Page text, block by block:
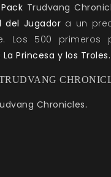
Pack Trudvang
del Jugador a un
Los 500 primeros
La Princesa y los Troles.
Chronicles.